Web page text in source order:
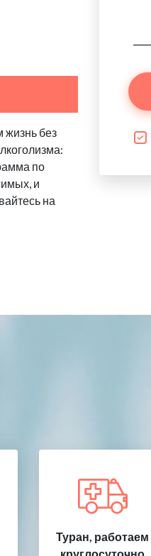
жизнь без
по
и
на
Туран, работаем